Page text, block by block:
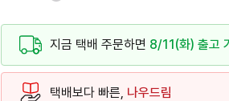
지금 택배 주문하면 8/11(화) 출고
택배보다 빠른, 나우드림